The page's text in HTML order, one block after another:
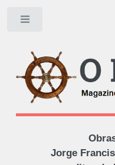
Jorge